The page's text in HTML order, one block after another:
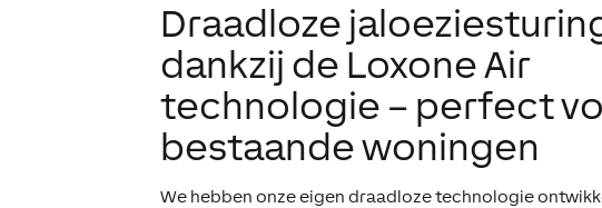
Draadloze
dankzij de Loxone Air
technologie – perfect
bestaande woningen
We hebben onze eigen draadloze technologie